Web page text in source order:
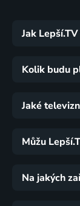
Jak
Kolik budu
Jaké
Můžu
Na jakých